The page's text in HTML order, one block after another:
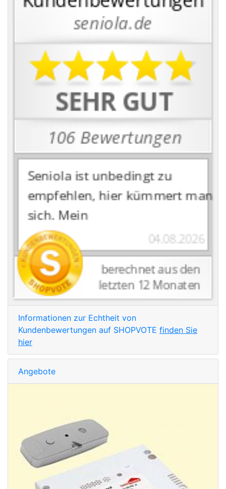
Informationen zur Echtheit von
Kundenbewertungen auf SHOPVOTE finden Sie
hier
Angebote